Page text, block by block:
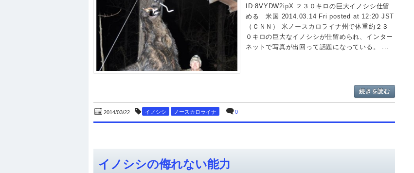
ID:8VYDW2ipX ２３０キロの巨大イノシシ仕留
める 米国 2014.03.14 Fri posted at 12:20 JST
（ＣＮＮ） 米ノースカロライナ州で体重約２３
０キロの巨大なイノシシが仕留められ、インター
ネットで写真が出回って話題になっている。 ...
続きを読む
2014/03/22 イノシシ ノースカロライナ 0
イノシシの侮れない能力